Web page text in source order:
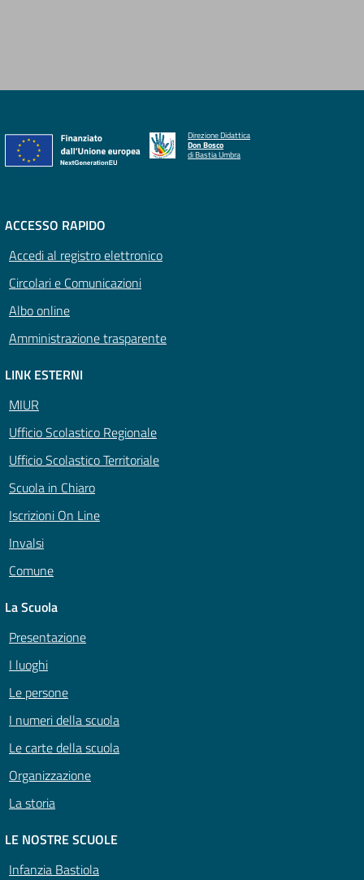
Direzione Didattica
Don Bosco
di Bastia Umbra
ACCESSO RAPIDO
Accedi al registro elettronico
Circolari e Comunicazioni
Albo online
Amministrazione trasparente
LINK ESTERNI
MIUR
Ufficio Scolastico Regionale
Ufficio Scolastico Territoriale
Scuola in Chiaro
Iscrizioni On Line
Invalsi
Comune
La Scuola
Presentazione
I luoghi
Le persone
I numeri della scuola
Le carte della scuola
Organizzazione
La storia
LE NOSTRE SCUOLE
Infanzia Bastiola